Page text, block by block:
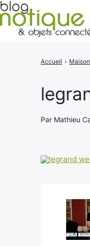
Par Mathieu
Accueil ›